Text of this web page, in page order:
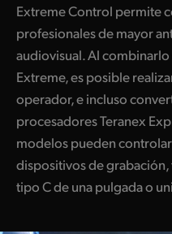
Extreme Control permite
profesionales de mayor
audiovisual. Al
Extreme, es posible
operador, e incluso
procesadores Teranex
modelos pueden
dispositivos de grabación,
tipo C de una pulgada o